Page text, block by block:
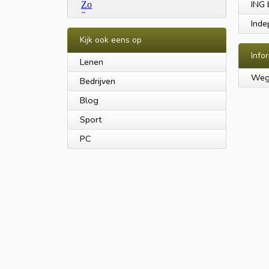
Kijk ook eens op
Lenen
Bedrijven
Blog
Sport
PC
ING